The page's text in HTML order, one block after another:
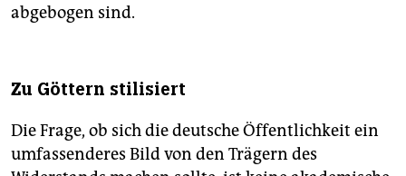
abgebogen sind.
Zu Göttern stilisiert
Die Frage, ob sich die deutsche Öffentlichkeit ein
umfassenderes Bild von den Trägern des